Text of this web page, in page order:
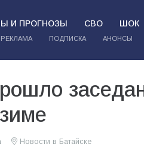
И ПРОГНОЗЫ СВО ШОК
РЕКЛАМА ПОДПИСКА АНОНСЫ
Новости в Батайске